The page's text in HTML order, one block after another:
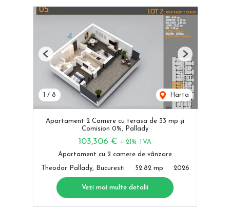
1 / 8 Harta
Previous Next
Apartament 2 Camere cu terasa de 33 mp și
Comision 0%, Pallady
103,306 € + 21% TVA
Apartament cu 2 camere de vânzare
Theodor Pallady, Bucuresti 52.82 mp 2026
Vezi mai multe detalii